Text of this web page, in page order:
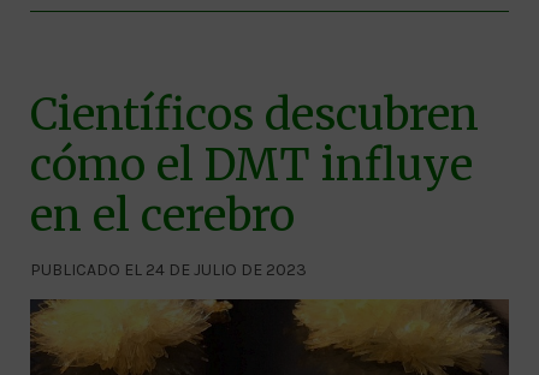
Científicos descubren
cómo el DMT influye
en el cerebro
PUBLICADO EL 24 DE JULIO DE 2023